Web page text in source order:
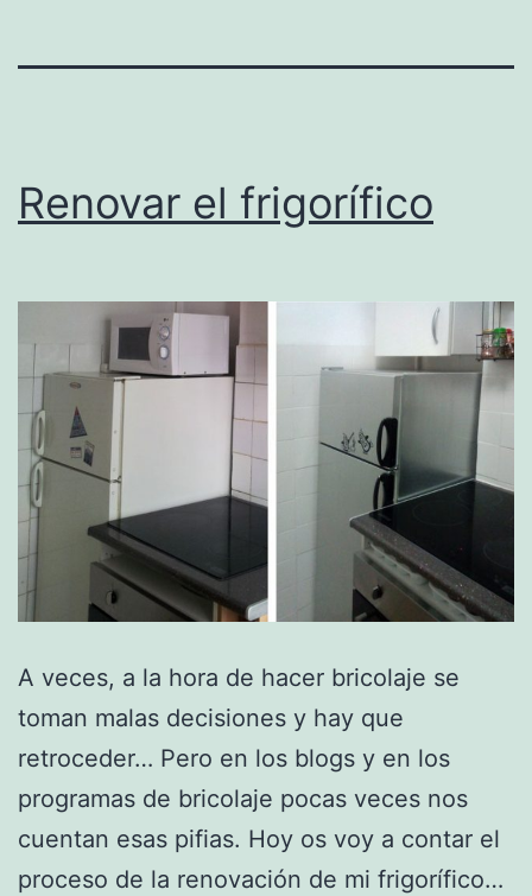
Renovar el frigorífico
A veces, a la hora de hacer bricolaje se
toman malas decisiones y hay que
retroceder… Pero en los blogs y en los
programas de bricolaje pocas veces nos
cuentan esas pifias. Hoy os voy a contar el
proceso de la renovación de mi frigorífico…